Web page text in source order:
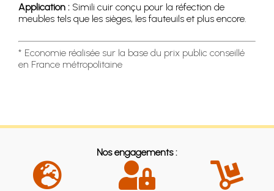
Application : Simili cuir conçu pour la réfection de
meubles tels que les sièges, les fauteuils et plus encore.
* Economie réalisée sur la base du prix public conseillé
en France métropolitaine
Nos engagements :